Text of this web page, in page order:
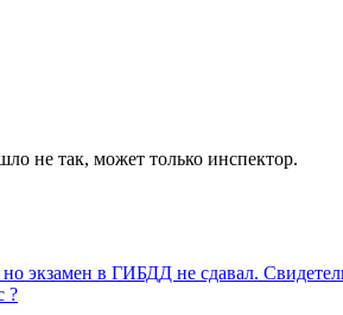
не так, может только инспектор.
экзамен в ГИБДД не сдавал.
?